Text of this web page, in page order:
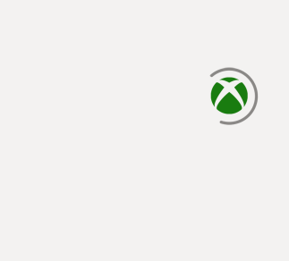
chargement en cours